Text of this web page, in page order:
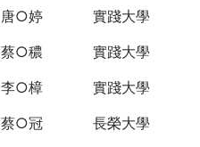
唐○婷 實踐大學
蔡○穠 實踐大學
李○樟 實踐大學
蔡○冠 長榮大學